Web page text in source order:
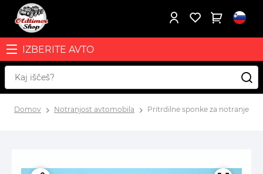
IZBERITE AVTO
Domov Notranjost avtomobila Pritrdilne sponke za notranje